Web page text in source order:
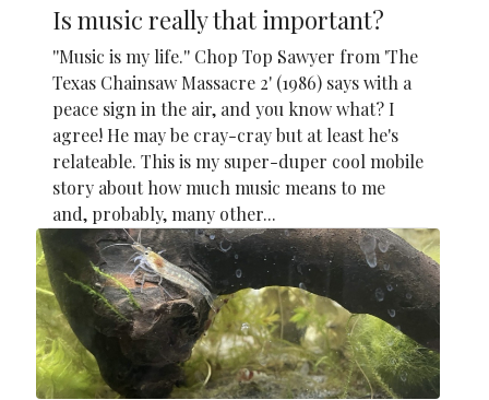
Is music really that important?
''Music is my life.'' Chop Top Sawyer from 'The
Texas Chainsaw Massacre 2' (1986) says with a
peace sign in the air, and you know what? I
agree! He may be cray-cray but at least he's
relateable. This is my super-duper cool mobile
story about how much music means to me
and, probably, many other...